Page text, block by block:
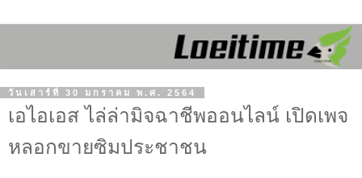
วันเสาร์ที่ 30 มกราคม พ.ศ. 2564
เอไอเอส ไล่ล่ามิจฉาชีพออนไลน์ เปิดเพจ
หลอกขายซิมประชาชน